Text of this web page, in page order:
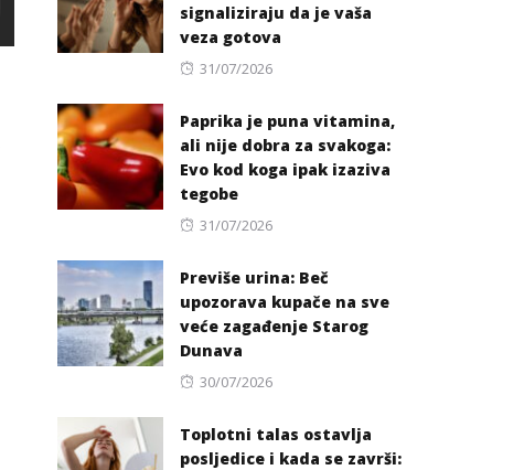
signaliziraju da je vaša
veza gotova
Posted
31/07/2026
Paprika je puna vitamina,
ali nije dobra za svakoga:
Evo kod koga ipak izaziva
tegobe
Posted
31/07/2026
Previše urina: Beč
upozorava kupače na sve
veće zagađenje Starog
Dunava
Posted
30/07/2026
Toplotni talas ostavlja
posljedice i kada se završi: